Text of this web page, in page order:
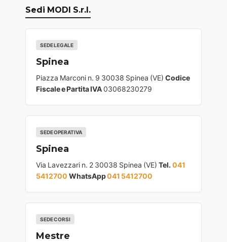
Sedi MODI S.r.l.
SEDE LEGALE
Spinea
Piazza Marconi n. 9 30038 Spinea (VE) Codice
Fiscale e Partita IVA03068230279
SEDE OPERATIVA
Spinea
Via Lavezzari n. 2 30038 Spinea (VE) Tel. 041
5412700 WhatsApp041 5412700
SEDE CORSI
Mestre